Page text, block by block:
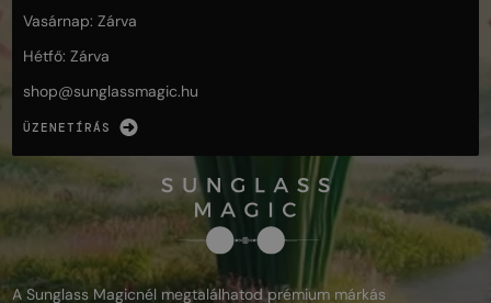
Vasárnap: Zárva
Hétfő: Zárva
shop@sunglassmagic.hu
ÜZENETÍRÁS
A Sunglass Magicnél megtalálhatod prémium márkás